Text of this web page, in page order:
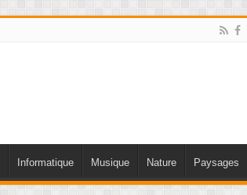
Informatique Musique Nature Paysages